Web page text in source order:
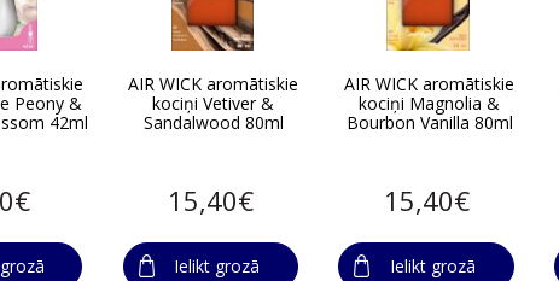
Peony &
42ml
AIR WICK aromātiskie
kociņi Vetiver &
Sandalwood 80ml
15,40€
Ielikt grozā
AIR WICK aromātiskie
kociņi Magnolia &
Bourbon Vanilla 80ml
15,40€
Ielikt grozā